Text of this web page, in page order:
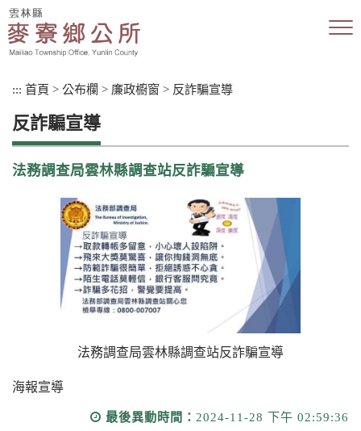
跳
到
主
::: 首頁 > 公布欄 > 廉政櫥窗 > 反詐騙宣導
反詐騙宣導
法務調查局雲林縣調查站反詐騙宣導
法務調查局雲林縣調查站反詐騙宣導
海報宣導
最後異動時間： 2024-11-28 下午 02:59:36